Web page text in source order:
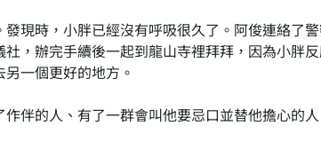
現時，小胖已經沒有呼吸很久了。阿俊連絡了
，辦完手續後一起到龍山寺裡拜拜，因為小胖
一個更好的地方。
伴的人、有了一群會叫他要忌口並替他擔心的人